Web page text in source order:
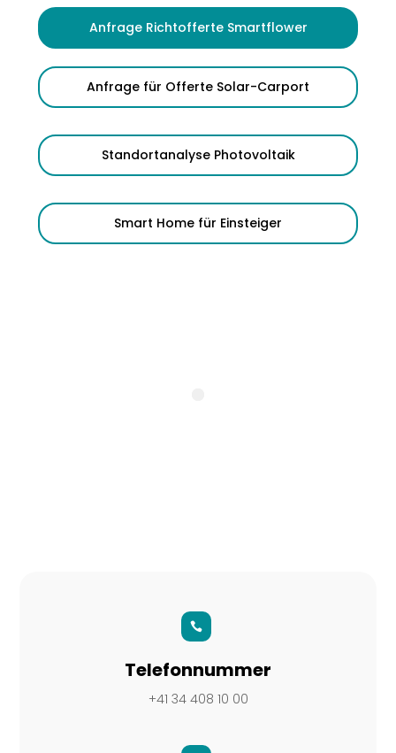
Anfrage Richtofferte Smartflower
Anfrage für Offerte Solar-Carport
Standortanalyse Photovoltaik
Smart Home für Einsteiger

Telefonnummer
+41 34 408 10 00